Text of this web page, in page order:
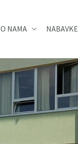
O NAMA NABAVKE